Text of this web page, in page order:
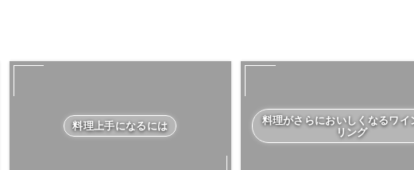
料理上手になるには
料理がさらにおいしくなるワイ
リング